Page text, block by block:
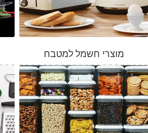
מוצרי חשמל למטבח